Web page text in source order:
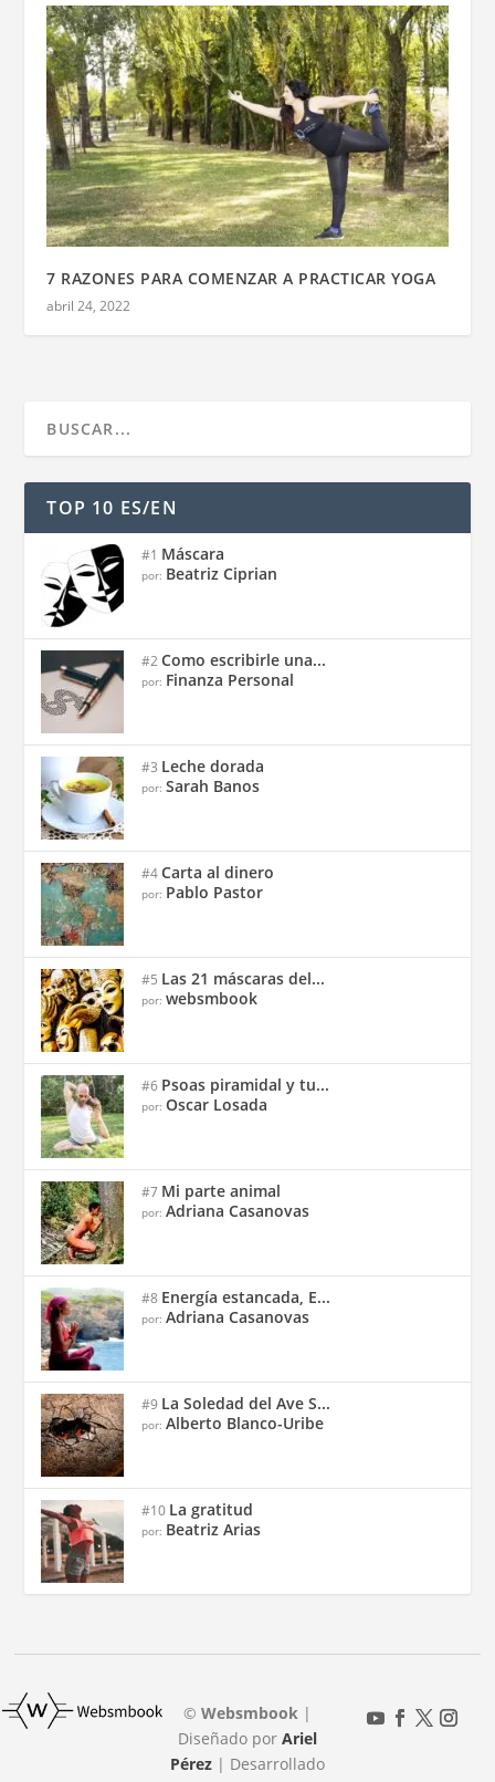
7 RAZONES PARA COMENZAR A PRACTICAR YOGA
abril 24, 2022
TOP 10 ES/EN
#1 Máscara
por: Beatriz Ciprian
#2Como escribirle una...
por: Finanza Personal
#3 Leche dorada
por:Sarah Banos
#4Carta al dinero
por: Pablo Pastor
#5 Las 21 máscaras del...
por:websmbook
#6 Psoas piramidal y tu...
por:Oscar Losada
#7 Mi parte animal
por:Adriana Casanovas
#8 Energía estancada, E...
por:Adriana Casanovas
#9 La Soledad del Ave S...
por:Alberto Blanco-Uribe
#10 La gratitud
por: Beatriz Arias
© Websmbook|
Diseñado por Ariel
Pérez| Desarrollado